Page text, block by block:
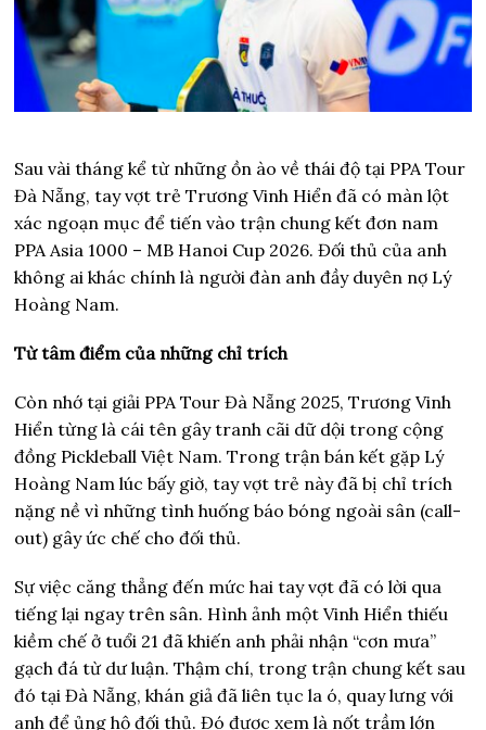
Sau vài tháng kể từ những ồn ào về thái độ tại PPA Tour
Đà Nẵng, tay vợt trẻ Trương Vinh Hiển đã có màn lột
xác ngoạn mục để tiến vào trận chung kết đơn nam
PPA Asia 1000 – MB Hanoi Cup 2026. Đối thủ của anh
không ai khác chính là người đàn anh đầy duyên nợ Lý
Hoàng Nam.
Từ tâm điểm của những chỉ trích
Còn nhớ tại giải PPA Tour Đà Nẵng 2025, Trương Vinh
Hiển từng là cái tên gây tranh cãi dữ dội trong cộng
đồng Pickleball Việt Nam. Trong trận bán kết gặp Lý
Hoàng Nam lúc bấy giờ, tay vợt trẻ này đã bị chỉ trích
nặng nề vì những tình huống báo bóng ngoài sân (call-
out) gây ức chế cho đối thủ.
Sự việc căng thẳng đến mức hai tay vợt đã có lời qua
tiếng lại ngay trên sân. Hình ảnh một Vinh Hiển thiếu
kiềm chế ở tuổi 21 đã khiến anh phải nhận “cơn mưa”
gạch đá từ dư luận. Thậm chí, trong trận chung kết sau
đó tại Đà Nẵng, khán giả đã liên tục la ó, quay lưng với
anh để ủng hộ đối thủ. Đó được xem là nốt trầm lớn